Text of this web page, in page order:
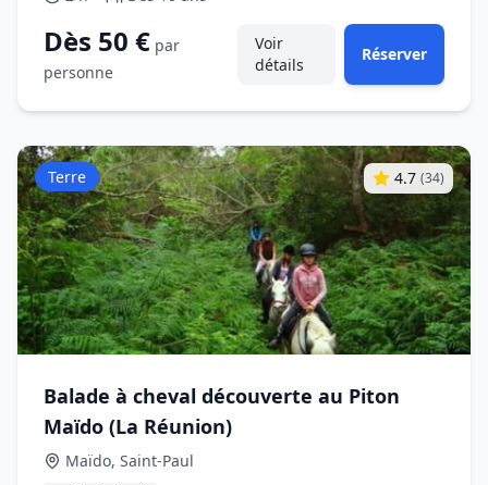
Dès 50 € par
personne
Voir
détails
Réserver
Terre 4.7 (34)
Balade à cheval découverte au Piton
Maïdo (La Réunion)
Maïdo, Saint‑Paul